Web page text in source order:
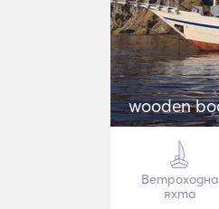
wooden
Ветроходна
яхта